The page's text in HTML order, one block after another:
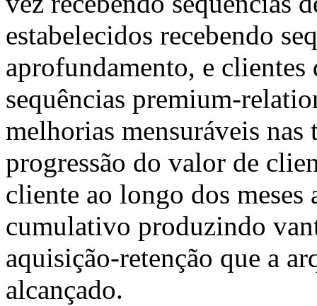
estabelecidos recebendo
aprofundamento, e
sequências premium-
melhorias mensuráveis nas
progressão do valor de
cliente ao longo dos
cumulativo produzindo
aquisição-retenção que a
alcançado.